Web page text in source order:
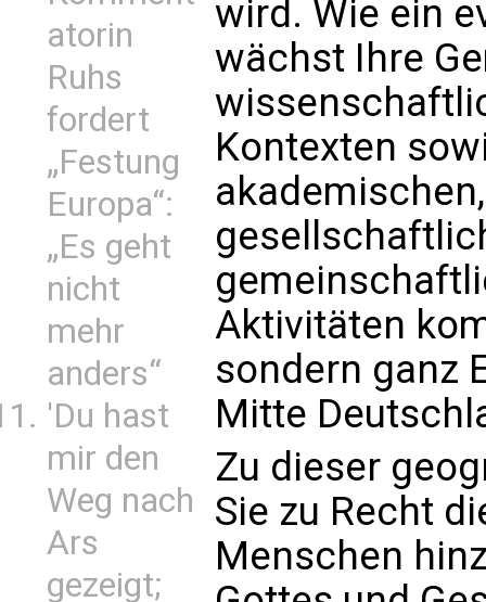
atorin
Ruhs
fordert
„Festung
Europa“:
„Es geht
nicht
mehr
anders“
'Du hast
mir den
Weg nach
Ars
gezeigt;
wird. Wie ein
wächst Ihre
Kontexten
Aktivitäten
sondern ganz
Mitte
Zu dieser
Sie zu Recht
Menschen